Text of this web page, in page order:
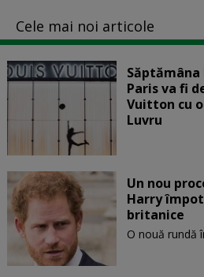
Cele mai noi articole
Paris va fi
Vuitton cu
Luvru
Un nou
Harry
britanice
O nouă rundă